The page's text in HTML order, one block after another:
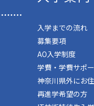
入学までの流れ
募集要項
AO入学制度
学費・学費サポ
神奈川県外にお
再進学希望の方